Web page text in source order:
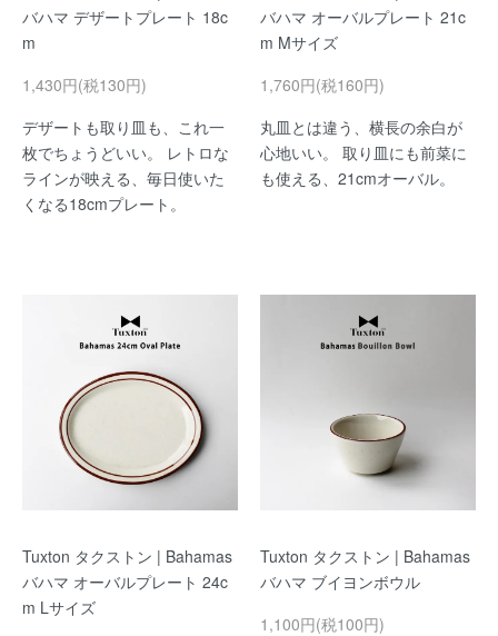
バハマ デザートプレート 18c
m
1,430円(税130円)
デザートも取り皿も、これ一
枚でちょうどいい。 レトロな
ラインが映える、毎日使いた
くなる18cmプレート。
バハマ オーバルプレート 21c
m Mサイズ
1,760円(税160円)
丸皿とは違う、横長の余白が
心地いい。 取り皿にも前菜に
も使える、21cmオーバル。
Tuxton タクストン | Bahamas
バハマ オーバルプレート 24c
m Lサイズ
Tuxton タクストン | Bahamas
バハマ ブイヨンボウル
1,100円(税100円)